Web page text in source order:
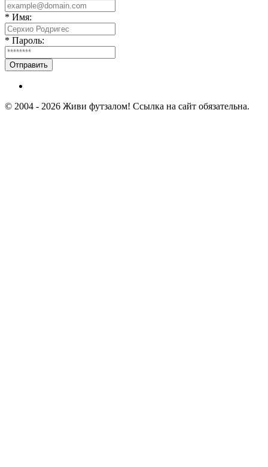
* Имя:
* Пароль:
Отправить
© 2004 - 2026 Живи футзалом! Ссылка на сайт обязательна.